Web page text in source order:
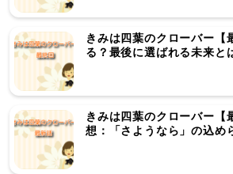
きみは四葉のクローバー【
る？最後に選ばれる未来と
きみは四葉のクローバー【
想：「さようなら」の込め